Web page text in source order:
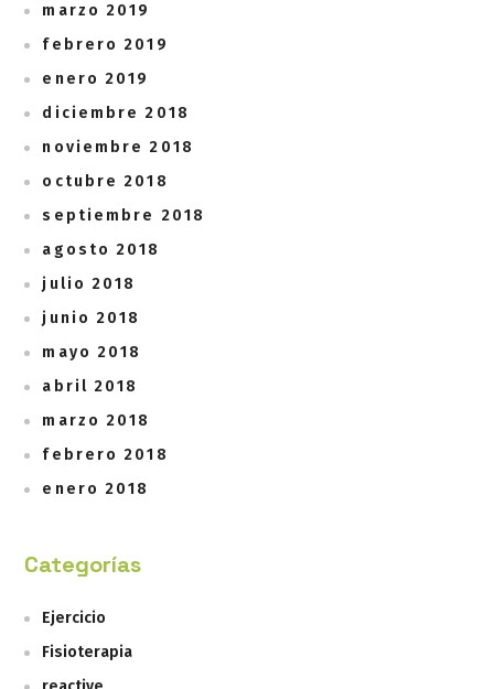
marzo 2019
febrero 2019
enero 2019
diciembre 2018
noviembre 2018
octubre 2018
septiembre 2018
agosto 2018
julio 2018
junio 2018
mayo 2018
abril 2018
marzo 2018
febrero 2018
enero 2018
Categorías
Ejercicio
Fisioterapia